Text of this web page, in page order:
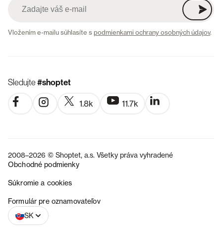
Vložením e-mailu súhlasíte spodmienkami ochrany osobných údajov.
Sledujte#shoptet
1.8k 11.7k
2008–2026 © Shoptet, a.s. Všetky práva vyhradené
Obchodné podmienky
Súkromie a cookies
Formulár pre oznamovateľov
SK